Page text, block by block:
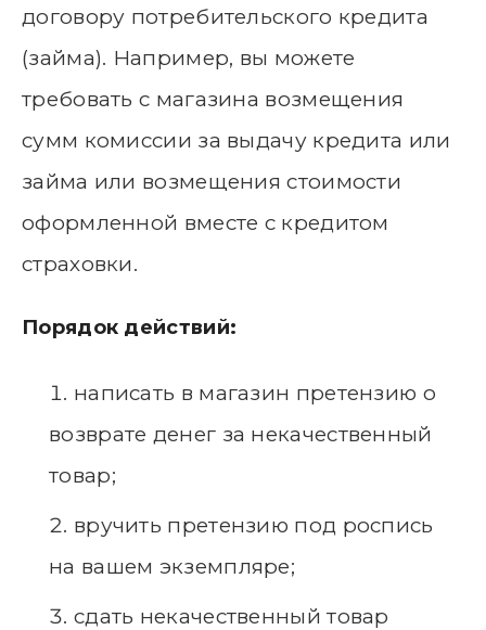
договору потребительского кредита
(займа). Например, вы можете
требовать с магазина возмещения
сумм комиссии за выдачу кредита или
займа или возмещения стоимости
оформленной вместе с кредитом
страховки.
Порядок действий:
написать в магазин претензию о
возврате денег за некачественный
товар;
вручить претензию под роспись
на вашем экземпляре;
сдать некачественный товар